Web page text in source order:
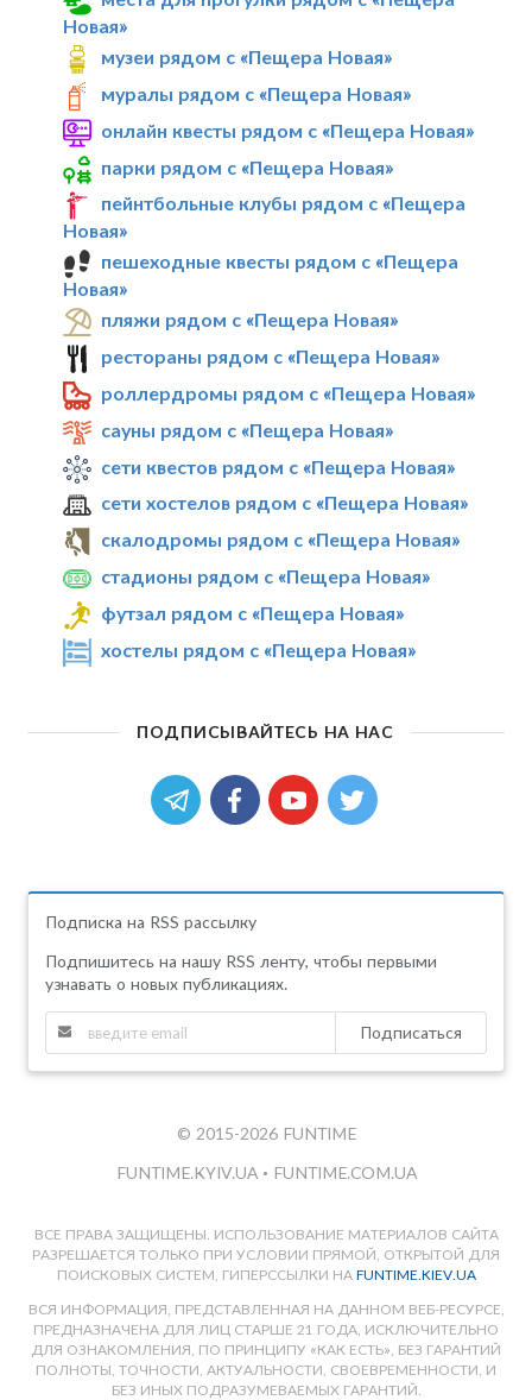
Новая»
музеи рядом с «Пещера Новая»
муралы рядом с «Пещера Новая»
онлайн квесты рядом с «Пещера Новая»
парки рядом с «Пещера Новая»
пейнтбольные клубы рядом с «Пещера
Новая»
пешеходные квесты рядом с «Пещера
Новая»
пляжи рядом с «Пещера Новая»
рестораны рядом с «Пещера Новая»
роллердромы рядом с «Пещера Новая»
сауны рядом с «Пещера Новая»
сети квестов рядом с «Пещера Новая»
сети хостелов рядом с «Пещера Новая»
скалодромы рядом с «Пещера Новая»
стадионы рядом с «Пещера Новая»
футзал рядом с «Пещера Новая»
хостелы рядом с «Пещера Новая»
ПОДПИСЫВАЙТЕСЬ НА НАС
Подписка на RSS рассылку
Подпишитесь на нашу RSS ленту, чтобы первыми
узнавать о новых публикациях.
Подписаться
© 2015-2026 FUNTIME
FUNTIME.KYIV.UA • FUNTIME.COM.UA
ВСЕ ПРАВА ЗАЩИЩЕНЫ. ИСПОЛЬЗОВАНИЕ МАТЕРИАЛОВ САЙТА
РАЗРЕШАЕТСЯ ТОЛЬКО ПРИ УСЛОВИИ ПРЯМОЙ, ОТКРЫТОЙ ДЛЯ
ПОИСКОВЫХ СИСТЕМ, ГИПЕРССЫЛКИ НА FUNTIME.KIEV.UA
ВСЯ ИНФОРМАЦИЯ, ПРЕДСТАВЛЕННАЯ НА ДАННОМ ВЕБ-РЕСУРСЕ,
ПРЕДНАЗНАЧЕНА ДЛЯ ЛИЦ СТАРШЕ 21 ГОДА, ИСКЛЮЧИТЕЛЬНО
ДЛЯ ОЗНАКОМЛЕНИЯ, ПО ПРИНЦИПУ «КАК ЕСТЬ», БЕЗ ГАРАНТИЙ
ПОЛНОТЫ, ТОЧНОСТИ, АКТУАЛЬНОСТИ, СВОЕВРЕМЕННОСТИ, И
БЕЗ ИНЫХ ПОДРАЗУМЕВАЕМЫХ ГАРАНТИЙ.